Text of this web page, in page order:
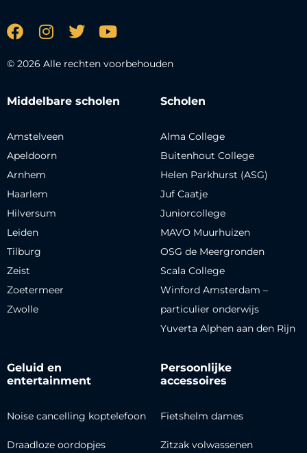
© 2026 Alle rechten voorbehouden
Middelbare scholen
Amstelveen
Apeldoorn
Arnhem
Haarlem
Hilversum
Leiden
Tilburg
Zeist
Zoetermeer
Zwolle
Scholen
Alma College
Buitenhout College
Helen Parkhurst (ASG)
Juf Caatje
Juniorcollege
MAVO Muurhuizen
OSG de Meergronden
Scala College
Winford Amsterdam –
particulier onderwijs
Yuverta Alphen aan den Rijn
Geluid en
entertainment
Noise cancelling koptelefoon
Draadloze oordopjes
Persoonlijke
accessoires
Fietshelm dames
Zitzak volwassenen